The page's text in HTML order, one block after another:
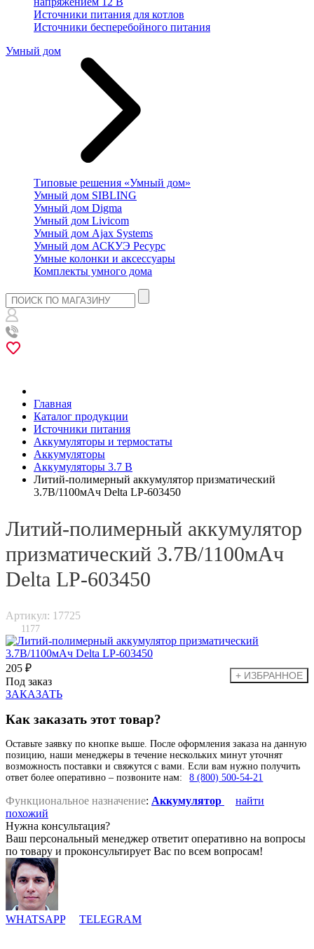
Источники питания для котлов
Источники бесперебойного питания
Умный дом
Типовые решения «Умный дом»
Умный дом SIBLING
Умный дом Digma
Умный дом Livicom
Умный дом Ajax Systems
Умный дом АСКУЭ Ресурс
Умные колонки и аксессуары
Комплекты умного дома
Главная
Каталог продукции
Источники питания
Аккумуляторы и термостаты
Аккумуляторы
Аккумуляторы 3.7 В
Литий-полимерный аккумулятор призматический
3.7В/1100мАч Delta LP-603450
Литий-полимерный аккумулятор
призматический 3.7В/1100мАч
Delta LP-603450
Артикул: 17725
1177
205 ₽
Под заказ
ЗАКАЗАТЬ
Как заказать этот товар?
Оставьте заявку по кнопке выше. После оформления заказа на данную
позицию, наши менеджеры в течение нескольких минут уточнят
возможность поставки и свяжутся с вами. Если вам нужно получить
ответ более оперативно – позвоните нам:
8 (800) 500-54-21
Функциональное назначение: Аккумулятор
найти
похожий
Нужна консультация?
Ваш персональный менеджер ответит оперативно на вопросы
по товару и проконсультирует Вас по всем вопросам!
WHATSAPP TELEGRAM